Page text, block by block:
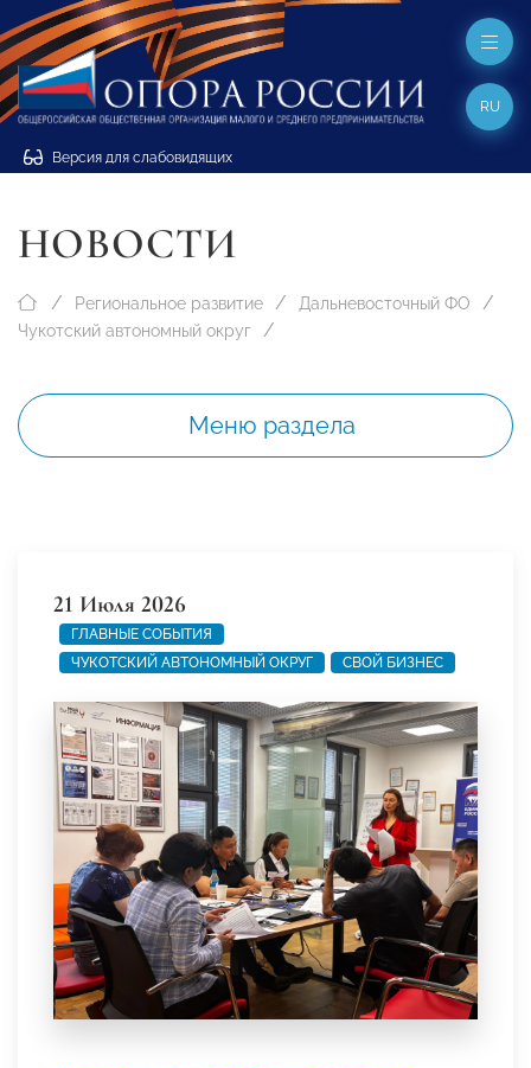
Версия для слабовидящих
RU
НОВОСТИ
Региональное развитие
Дальневосточный ФО
Чукотский автономный округ
Меню раздела
21 Июля 2026
ГЛАВНЫЕ СОБЫТИЯ
ЧУКОТСКИЙ АВТОНОМНЫЙ ОКРУГ
СВОЙ БИЗНЕС